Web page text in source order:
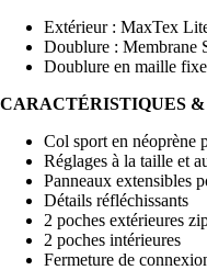
Extérieur : MaxTex
Doublure : Membrane
Doublure en maille fixe
CARACTÉRISTIQUES &
Col sport en néoprène
Réglages à la taille et
Panneaux extensibles
Détails réfléchissants
2 poches extérieures
2 poches intérieures
Fermeture de